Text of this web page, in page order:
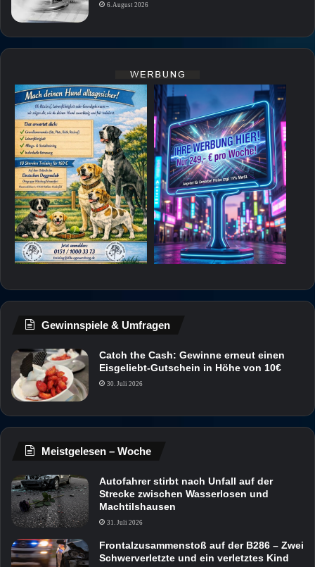
6. August 2026
Gewinnspiele & Umfragen
Catch the Cash: Gewinne erneut einen
Eisgeliebt-Gutschein in Höhe von 10€
30. Juli 2026
Meistgelesen – Woche
Autofahrer stirbt nach Unfall auf der
Strecke zwischen Wasserlosen und
Machtilshausen
31. Juli 2026
Frontalzusammenstoß auf der B286 – Zwei
Schwerverletzte und ein verletztes Kind